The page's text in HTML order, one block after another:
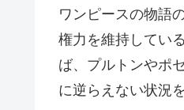
ワンピースの物語
権力を維持してい
ば、プルトンやポ
に逆らえない状況